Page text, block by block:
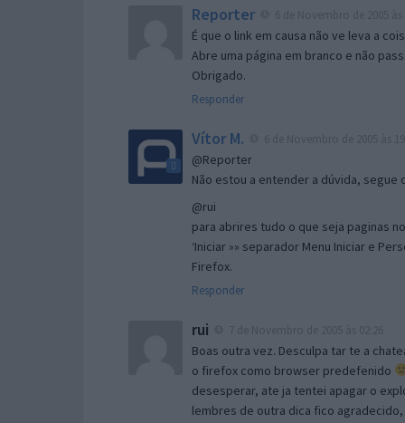
Reporter
É que o link em causa não ve leva a
Abre uma página em branco e não
Obrigado.
Responder
Vítor M.
@Reporter
Não estou a entender a dúvida,
@rui
para abrires tudo o que seja paginas
‘Iniciar »» separador Menu Iniciar e
Firefox.
Responder
rui
Boas outra vez. Desculpa tar te a
o firefox como browser predefenido
desesperar, ate ja tentei apagar o
lembres de outra dica fico